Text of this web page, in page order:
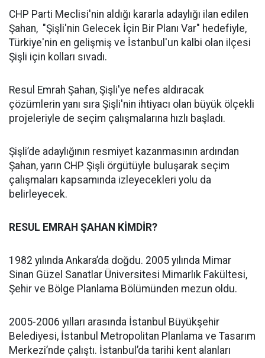
CHP Parti Meclisi'nin aldığı kararla adaylığı ilan edilen
Şahan, "Şişli'nin Gelecek İçin Bir Planı Var" hedefiyle,
Türkiye'nin en gelişmiş ve İstanbul'un kalbi olan ilçesi
Şişli için kolları sıvadı.
Resul Emrah Şahan, Şişli'ye nefes aldıracak
çözümlerin yanı sıra Şişli'nin ihtiyacı olan büyük ölçekli
projeleriyle de seçim çalışmalarına hızlı başladı.
Şişli’de adaylığının resmiyet kazanmasının ardından
Şahan, yarın CHP Şişli örgütüyle buluşarak seçim
çalışmaları kapsamında izleyecekleri yolu da
belirleyecek.
RESUL EMRAH ŞAHAN KİMDİR?
1982 yılında Ankara’da doğdu. 2005 yılında Mimar
Sinan Güzel Sanatlar Üniversitesi Mimarlık Fakültesi,
Şehir ve Bölge Planlama Bölümünden mezun oldu.
2005-2006 yılları arasında İstanbul Büyükşehir
Belediyesi, İstanbul Metropolitan Planlama ve Tasarım
Merkezi’nde çalıştı. İstanbul’da tarihi kent alanları